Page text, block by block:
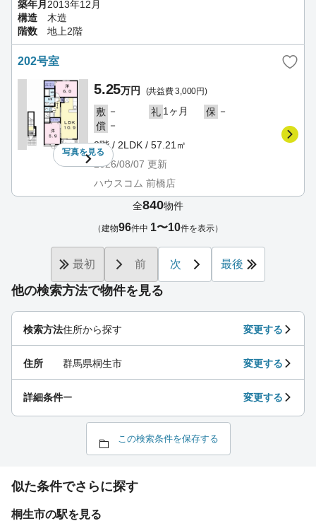
築年月 2013年12月
構造
木造
階数
地上2階
202号室
写真を見る
5.25万円 (共益費 3,000円)
敷 － 礼 1ヶ月 保 －
償 －
2階 / 2LDK / 57.21㎡
2026/08/07 更新
ハウスコム 前橋店
他の検索方法で物件を見る
検索方法住所から探す 変更する
住所 群馬県桐生市 変更する
詳細条件ー 変更する
この検索条件を保存する
全840物件
（建物96件中 1〜10件を表示）
最初 前 次 最後
似た条件でさらに探す
桐生市の駅を見る